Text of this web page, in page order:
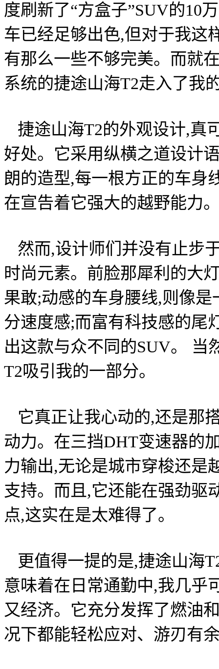
度刷新了“方盒子”SUV的10
车已经足够出色,但对于我这
有那么一些不够完美。而就
系统的捷途山海T2走入了我
捷途山海T2的外观设计,真
好处。它采用纵横之道设计
朗的造型,每一根方正的车身
在宣告着它强大的越野能力
然而,设计师们并没有止步
时尚元素。前脸那犀利的大
果敢;动感的车身腰线,则像
分速度感;而富有科技感的尾
出这款与众不同的SUV。 当
T2吸引我的一部分。
它真正让我心动的,还是那
动力。在三挡DHT变速器的
力输出,无论是城市穿梭还是
支持。而且,它还能在强劲驱
点,这实在是太难得了。
更值得一提的是,捷途山海
意味着在日常通勤中,我几乎
又经济。它充分发挥了燃油
况下都能轻松应对、游刃有